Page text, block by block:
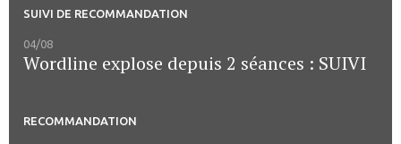
SUIVI DE RECOMMANDATION
04/08
Wordline explose depuis 2 séances : SUIVI
RECOMMANDATION